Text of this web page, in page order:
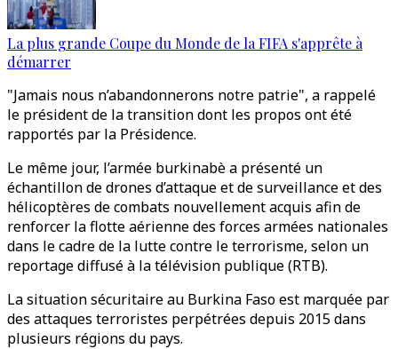
La plus grande Coupe du Monde de la FIFA s'apprête à
démarrer
"Jamais nous n’abandonnerons notre patrie", a rappelé
le président de la transition dont les propos ont été
rapportés par la Présidence.
Le même jour, l’armée burkinabè a présenté un
échantillon de drones d’attaque et de surveillance et des
hélicoptères de combats nouvellement acquis afin de
renforcer la flotte aérienne des forces armées nationales
dans le cadre de la lutte contre le terrorisme, selon un
reportage diffusé à la télévision publique (RTB).
La situation sécuritaire au Burkina Faso est marquée par
des attaques terroristes perpétrées depuis 2015 dans
plusieurs régions du pays.